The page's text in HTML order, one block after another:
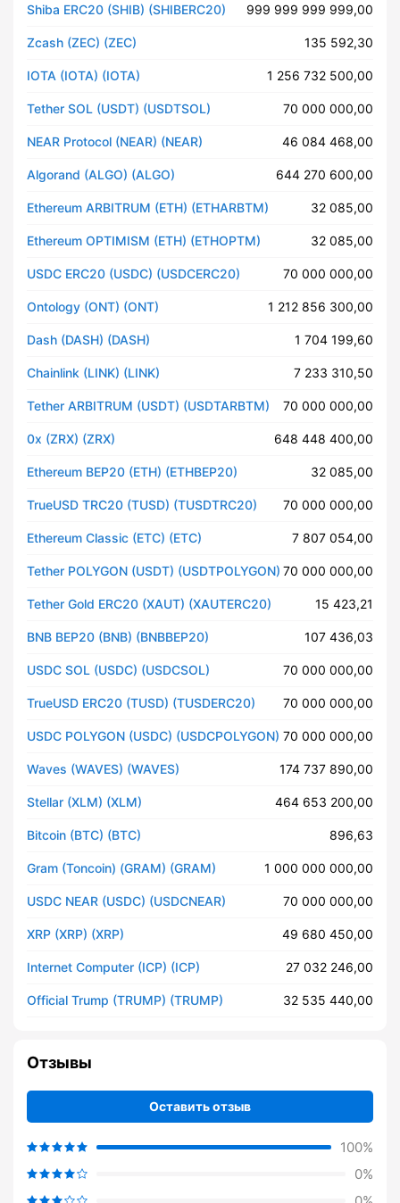
Shiba ERC20 (SHIB) (SHIBERC20) 999 999 999 999,00
Zcash (ZEC) (ZEC) 135 592,30
IOTA (IOTA) (IOTA) 1 256 732 500,00
Tether SOL (USDT) (USDTSOL) 70 000 000,00
NEAR Protocol (NEAR) (NEAR) 46 084 468,00
Algorand (ALGO) (ALGO) 644 270 600,00
Ethereum ARBITRUM (ETH) (ETHARBTM) 32 085,00
Ethereum OPTIMISM (ETH) (ETHOPTM) 32 085,00
USDC ERC20 (USDC) (USDCERC20) 70 000 000,00
Ontology (ONT) (ONT) 1 212 856 300,00
Dash (DASH) (DASH) 1 704 199,60
Chainlink (LINK) (LINK) 7 233 310,50
Tether ARBITRUM (USDT) (USDTARBTM) 70 000 000,00
0x (ZRX) (ZRX) 648 448 400,00
Ethereum BEP20 (ETH) (ETHBEP20) 32 085,00
TrueUSD TRC20 (TUSD) (TUSDTRC20) 70 000 000,00
Ethereum Classic (ETC) (ETC) 7 807 054,00
Tether POLYGON (USDT) (USDTPOLYGON) 70 000 000,00
Tether Gold ERC20 (XAUT) (XAUTERC20) 15 423,21
BNB BEP20 (BNB) (BNBBEP20) 107 436,03
USDC SOL (USDC) (USDCSOL) 70 000 000,00
TrueUSD ERC20 (TUSD) (TUSDERC20) 70 000 000,00
USDC POLYGON (USDC) (USDCPOLYGON) 70 000 000,00
Waves (WAVES) (WAVES) 174 737 890,00
Stellar (XLM) (XLM) 464 653 200,00
Bitcoin (BTC) (BTC) 896,63
Gram (Toncoin) (GRAM) (GRAM) 1 000 000 000,00
USDC NEAR (USDC) (USDCNEAR) 70 000 000,00
XRP (XRP) (XRP) 49 680 450,00
Internet Computer (ICP) (ICP) 27 032 246,00
Official Trump (TRUMP) (TRUMP) 32 535 440,00
Отзывы
Оставить отзыв
100%
0%